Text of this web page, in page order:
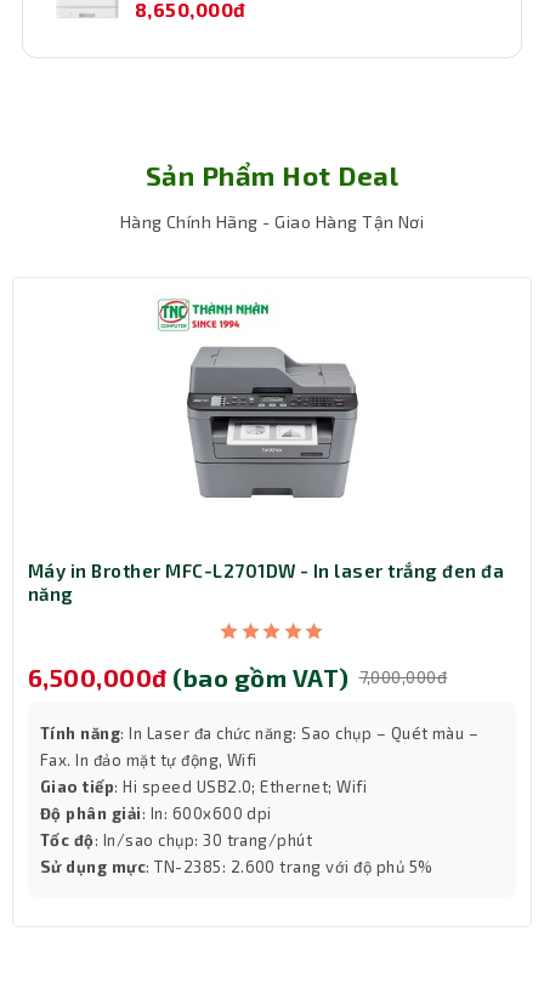
Khay chứa giấy rộng lớn lên tới 150 tờ
Máy in được thiết kế nhỏ gọn với chiếc máy in Canon
tùy chỉnh lại khay chứa giấy như A4, A5, A6,... phù hợp với
nhu cầu người dùng cần in các loại tài liệu khác nhau.
Dễ dàng thiết lập cài đặt
Máy in Laser CANON LBP 122DW được trang bị sẵn màn
8,650,000đ
Sản Phẩm Hot Deal
Hàng Chính Hãng - Giao Hàng Tận Nơi
Máy in Brother MFC-L2701DW - In laser trắng đen đa
năng
6,500,000đ (bao gồm VAT) 7,000,000đ
Tính năng: In Laser đa chức năng: Sao chụp – Quét màu –
Fax. In đảo mặt tự động, Wifi
Giao tiếp: Hi speed USB2.0; Ethernet; Wifi
Độ phân giải: In: 600x600 dpi
Tốc độ: In/sao chụp: 30 trang/phút
Sử dụng mực: TN-2385: 2.600 trang với độ phủ 5%